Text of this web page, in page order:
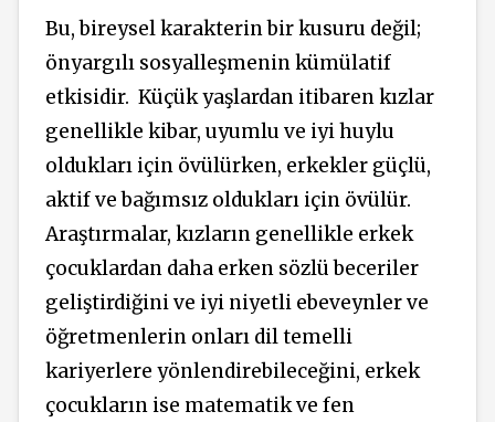
Bu, bireysel karakterin bir kusuru değil;
önyargılı sosyalleşmenin kümülatif
etkisidir. Küçük yaşlardan itibaren kızlar
genellikle kibar, uyumlu ve iyi huylu
oldukları için övülürken, erkekler güçlü,
aktif ve bağımsız oldukları için övülür.
Araştırmalar, kızların genellikle erkek
çocuklardan daha erken sözlü beceriler
geliştirdiğini ve iyi niyetli ebeveynler ve
öğretmenlerin onları dil temelli
kariyerlere yönlendirebileceğini, erkek
çocukların ise matematik ve fen